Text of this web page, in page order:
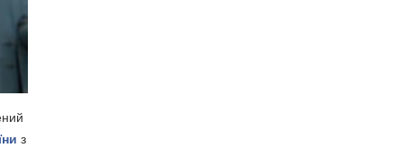
з